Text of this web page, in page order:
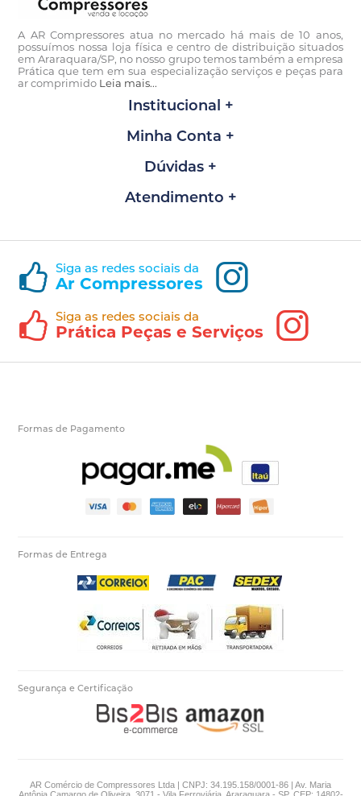
A AR Compressores atua no mercado há mais de 10 anos,
possuímos nossa loja física e centro de distribuição situados
em Araraquara/SP, no nosso grupo temos também a empresa
Prática que tem em sua especialização serviços e peças para
ar comprimido Leia mais...
Institucional
Minha Conta
Dúvidas
Atendimento
Siga as redes sociais da
Ar Compressores
Siga as redes sociais da
Prática Peças e Serviços
Formas de Pagamento
Formas de Entrega
Segurança e Certificação
AR Comércio de Compressores Ltda | CNPJ: 34.195.158/0001-86 | Av. Maria